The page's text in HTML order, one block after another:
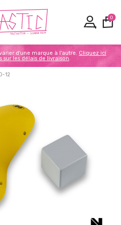
0
d'une marque à l'autre. Cliquez ici
sur les délais de livraison.
12